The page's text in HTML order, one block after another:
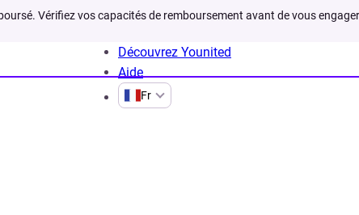
Vérifiez vos capacités de remboursement avant de vous
Découvrez Younited
Aide
Fr